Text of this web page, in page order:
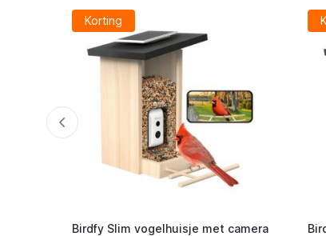
Korting
Birdfy Slim vogelhuisje met camera